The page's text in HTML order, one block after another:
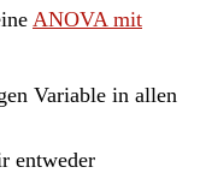
ANOVA mit
Variable in allen
entweder